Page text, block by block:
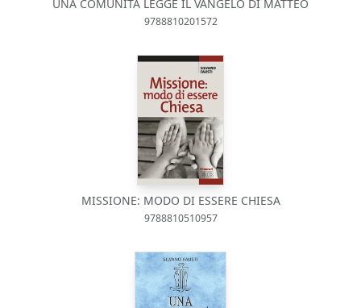
UNA COMUNITÀ LEGGE IL VANGELO DI MATTEO
9788810201572
MISSIONE: MODO DI ESSERE CHIESA
9788810510957